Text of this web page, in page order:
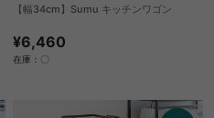
【幅34cm】Sumu キッチンワゴン
¥6,460
在庫：〇